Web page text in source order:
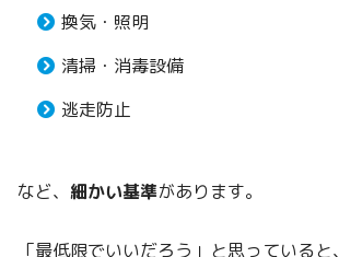
換気・照明
清掃・消毒設備
逃走防止
など、 細かい基準があります。
「最低限でいいだろう」と思っていると、